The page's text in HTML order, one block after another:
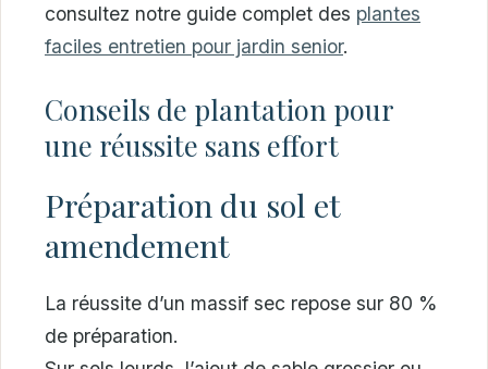
consultez notre guide complet des plantes
faciles entretien pour jardin senior.
Conseils de plantation pour
une réussite sans effort
Préparation du sol et
amendement
La réussite d’un massif sec repose sur 80 %
de préparation.